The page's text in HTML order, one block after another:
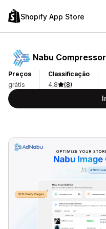
Shopify App Store
Nabu
Preços
grátis
Classificação
4,8
(8)